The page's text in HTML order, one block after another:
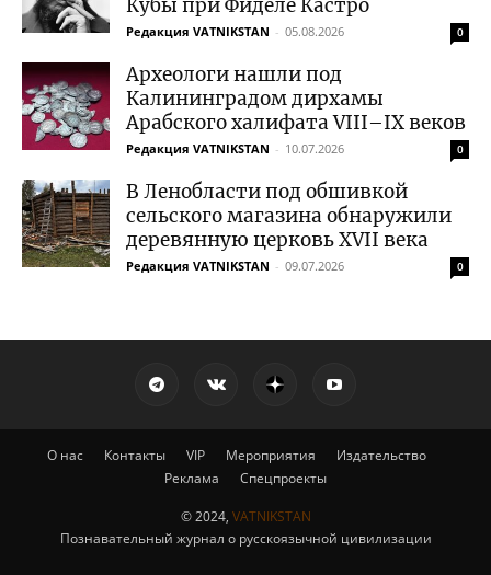
Кубы при Фиделе Кастро
Редакция VATNIKSTAN - 05.08.2026 0
Археологи нашли под
Калининградом дирхамы
Арабского халифата VIII–IX веков
Редакция VATNIKSTAN - 10.07.2026 0
В Ленобласти под обшивкой
сельского магазина обнаружили
деревянную церковь XVII века
Редакция VATNIKSTAN - 09.07.2026 0
О нас Контакты VIP Мероприятия
Издательство
Реклама
Спецпроекты
© 2024, VATNIKSTAN
Познавательный журнал о русскоязычной цивилизации